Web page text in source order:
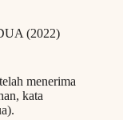
(2022)
menerima
kata